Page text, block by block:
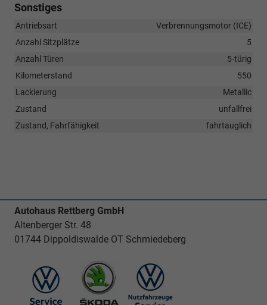
Sonstiges
Antriebsart
Verbrennungsmotor (ICE)
Anzahl Sitzplätze
5
Anzahl Türen
5-türig
Kilometerstand
550
Lackierung
Metallic
Zustand
unfallfrei
Zustand, Fahrfähigkeit
fahrtauglich
Autohaus Rettberg GmbH
Altenberger Str. 48
01744 Dippoldiswalde OT Schmiedeberg